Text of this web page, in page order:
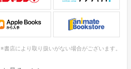
※書店により取り扱いがない場合がございます。